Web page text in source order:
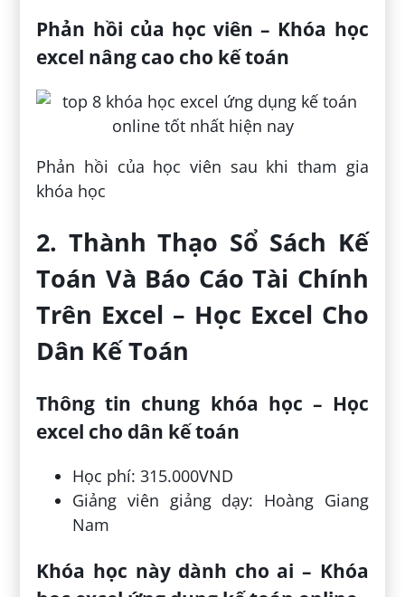
Phản hồi của học viên – Khóa học
excel nâng cao cho kế toán
Phản hồi của học viên sau khi tham gia
khóa học
2. Thành Thạo Sổ Sách Kế
Toán Và Báo Cáo Tài Chính
Trên Excel – Học Excel Cho
Dân Kế Toán
Thông tin chung khóa học – Học
excel cho dân kế toán
Học phí: 315.000VND
Giảng viên giảng dạy: Hoàng Giang
Nam
Khóa học này dành cho ai – Khóa